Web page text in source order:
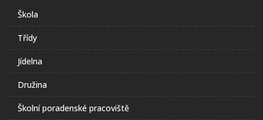
Škola
Třídy
Jídelna
Družina
Školní poradenské pracoviště